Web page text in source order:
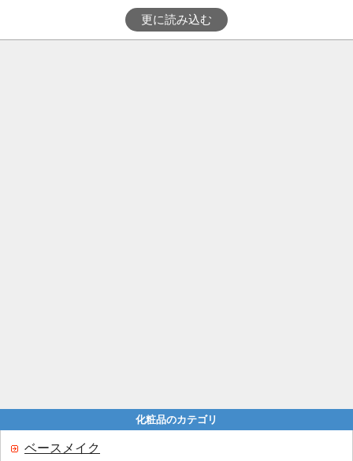
更に読み込む
化粧品のカテゴリ
ベースメイク